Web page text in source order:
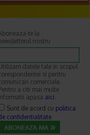
te la
nostru
datele tale in scopul
si pentru
comerciale.
a citi mai multe
apasa aici.
Sunt de acord cu politica
confidentialitate